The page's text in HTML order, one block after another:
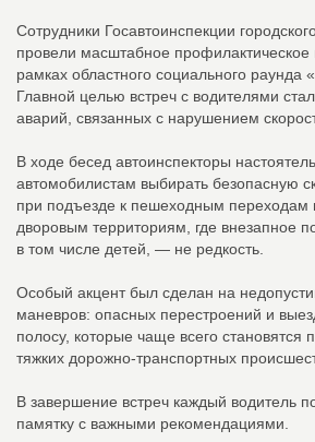
Сотрудники Госавтоинспекции
провели масштабное
рамках областного социального раунда
Главной целью встреч с водителями
аварий, связанных с нарушением
В ходе бесед автоинспекторы
автомобилистам выбирать безопасную
при подъезде к пешеходным переходам
дворовым территориям, где внезапное
в том числе детей, — не редкость.
Особый акцент был сделан на
маневров: опасных перестроений и
полосу, которые чаще всего становятся
тяжких дорожно-транспортных
В завершение встреч каждый водитель
памятку с важными рекомендациями.